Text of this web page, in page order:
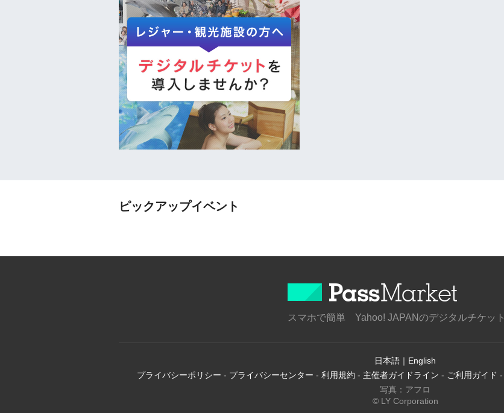
ピックアップイベント
スマホで簡単 Yahoo! JAPANのデジタルチケット
日本語 ｜ English
プライバシーポリシー - プライバシーセンター - 利用規約 - 主催者ガイドライン - ご利用ガイド -
写真：アフロ
© LY Corporation